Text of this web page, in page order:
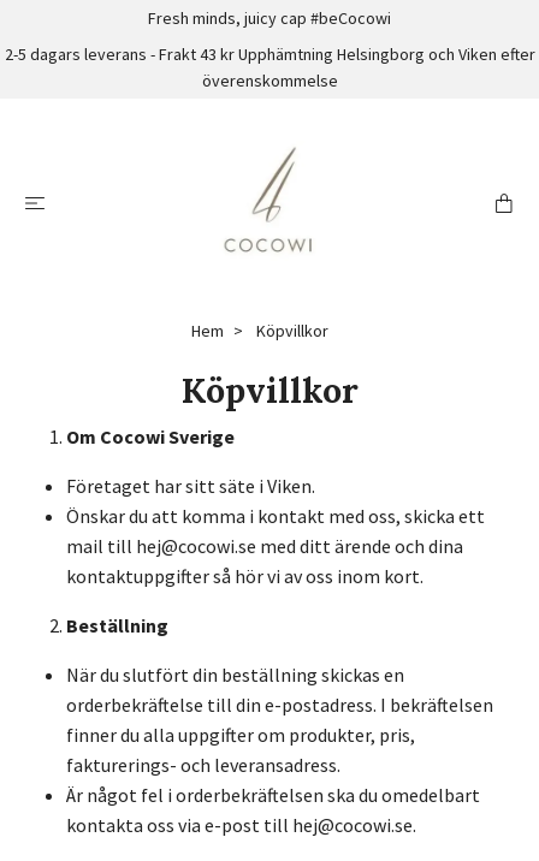
Fresh minds, juicy cap #beCocowi
2-5 dagars leverans - Frakt 43 kr Upphämtning Helsingborg och Viken efter
överenskommelse
Hem Köpvillkor
Köpvillkor
Om Cocowi Sverige
Företaget har sitt säte i Viken.
Önskar du att komma i kontakt med oss, skicka ett
mail till hej@cocowi.se med ditt ärende och dina
kontaktuppgifter så hör vi av oss inom kort.
Beställning
När du slutfört din beställning skickas en
orderbekräftelse till din e-postadress. I bekräftelsen
finner du alla uppgifter om produkter, pris,
fakturerings- och leveransadress.
Är något fel i orderbekräftelsen ska du omedelbart
kontakta oss via e-post till hej@cocowi.se.